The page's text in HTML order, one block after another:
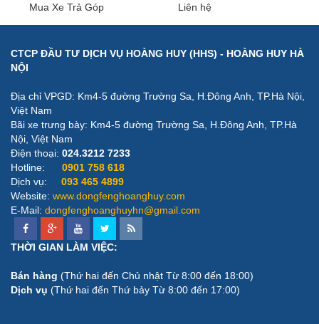
Mua Xe Trả Góp
Liên hệ
CTCP ĐẦU TƯ DỊCH VỤ HOÀNG HUY (HHS) - HOÀNG HUY HÀ
NỘI
Địa chỉ VPGD: Km4-5 đường Trường Sa, H.Đông Anh, TP.Hà Nội,
Việt Nam
Bãi xe trưng bày: ​Km4-5 đường Trường Sa, H.Đông Anh, TP.Hà
Nội, Việt Nam
Điện thoại: 024.3212 7233
Hotline: 0901 758 618
Dịch vụ: 093 465 4899
Website: www.dongfenghoanghuy.com
E-Mail: dongfenghoanghuyhn@gmail.com
THỜI GIAN LÀM VIỆC:
Bán hàng (Thứ hai đến Chủ nhật Từ 8:00 đến 18:00)
Dịch vụ (Thứ hai đến Thứ bảy Từ 8:00 đến 17:00)